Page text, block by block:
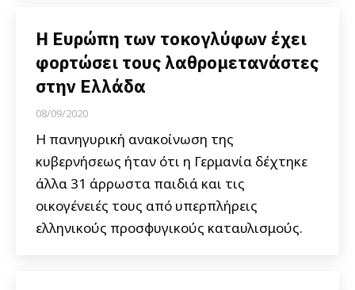
Η Ευρώπη των τοκογλύφων έχει
φορτώσει τους λαθρομετανάστες
στην Ελλάδα
08/09/2020
Η πανηγυρική ανακοίνωση της
κυβερνήσεως ήταν ότι η Γερμανία δέχτηκε
άλλα 31 άρρωστα παιδιά και τις
οικογένειές τους από υπερπλήρεις
ελληνικούς προσφυγικούς καταυλισμούς.